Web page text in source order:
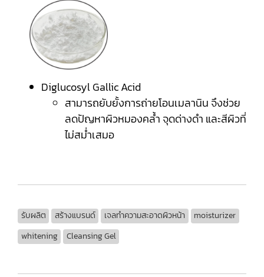
Diglucosyl Gallic Acid
สามารถยับยั้งการถ่ายโอนเมลานิน จึงช่วย
ลดปัญหาผิวหมองคล้ำ จุดด่างดำ และสีผิวที่
ไม่สม่ำเสมอ
รับผลิต สร้างแบรนด์ เจลทำความสะอาดผิวหน้า
moisturizer
whitening
Cleansing Gel